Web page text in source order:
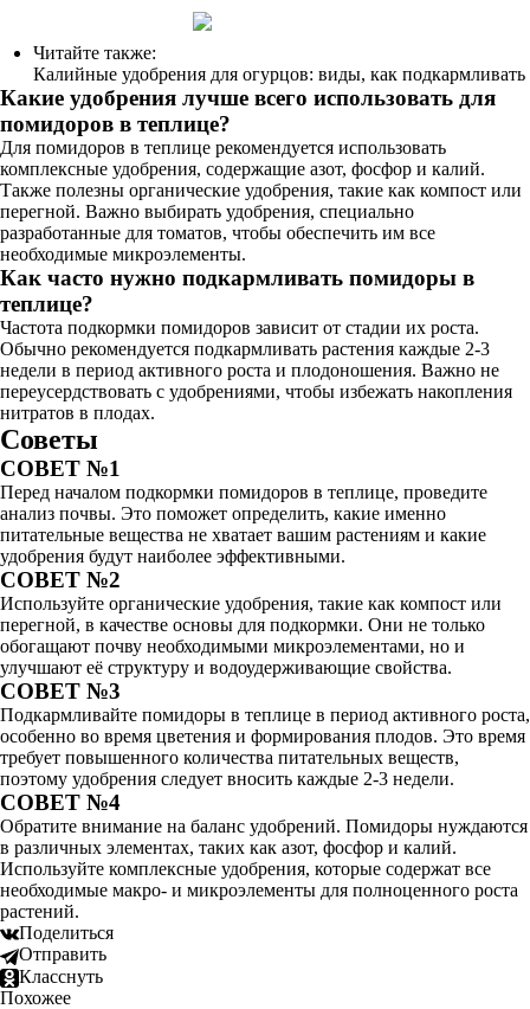
Читайте также:
Калийные удобрения для огурцов: виды, как подкармливать
Какие удобрения лучше всего использовать для
помидоров в теплице?
Для помидоров в теплице рекомендуется использовать
комплексные удобрения, содержащие азот, фосфор и калий.
Также полезны органические удобрения, такие как компост или
перегной. Важно выбирать удобрения, специально
разработанные для томатов, чтобы обеспечить им все
необходимые микроэлементы.
Как часто нужно подкармливать помидоры в
теплице?
Частота подкормки помидоров зависит от стадии их роста.
Обычно рекомендуется подкармливать растения каждые 2-3
недели в период активного роста и плодоношения. Важно не
переусердствовать с удобрениями, чтобы избежать накопления
нитратов в плодах.
Советы
СОВЕТ №1
Перед началом подкормки помидоров в теплице, проведите
анализ почвы. Это поможет определить, какие именно
питательные вещества не хватает вашим растениям и какие
удобрения будут наиболее эффективными.
СОВЕТ №2
Используйте органические удобрения, такие как компост или
перегной, в качестве основы для подкормки. Они не только
обогащают почву необходимыми микроэлементами, но и
улучшают её структуру и водоудерживающие свойства.
СОВЕТ №3
Подкармливайте помидоры в теплице в период активного роста,
особенно во время цветения и формирования плодов. Это время
требует повышенного количества питательных веществ,
поэтому удобрения следует вносить каждые 2-3 недели.
СОВЕТ №4
Обратите внимание на баланс удобрений. Помидоры нуждаются
в различных элементах, таких как азот, фосфор и калий.
Используйте комплексные удобрения, которые содержат все
необходимые макро- и микроэлементы для полноценного роста
растений.
Поделиться
Отправить
Класснуть
Похожее